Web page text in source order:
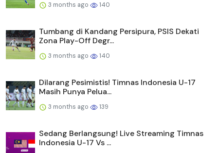
3 months ago 140
Tumbang di Kandang Persipura, PSIS Dekati
Zona Play-Off Degr...
3 months ago 140
Dilarang Pesimistis! Timnas Indonesia U-17
Masih Punya Pelua...
3 months ago 139
Sedang Berlangsung! Live Streaming Timnas
Indonesia U-17 Vs ...